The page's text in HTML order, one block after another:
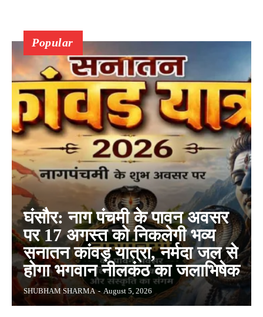
Popular
घंसौर: नाग पंचमी के पावन अवसर
पर 17 अगस्त को निकलेगी भव्य
सनातन कांवड़ यात्रा, नर्मदा जल से
होगा भगवान नीलकंठ का जलाभिषेक
SHUBHAM SHARMA - August 5, 2026